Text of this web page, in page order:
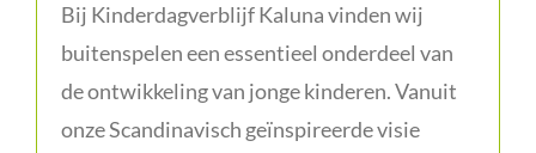
Bij Kinderdagverblijf Kaluna vinden wij
buitenspelen een essentieel onderdeel van
de ontwikkeling van jonge kinderen. Vanuit
onze Scandinavisch geïnspireerde visie